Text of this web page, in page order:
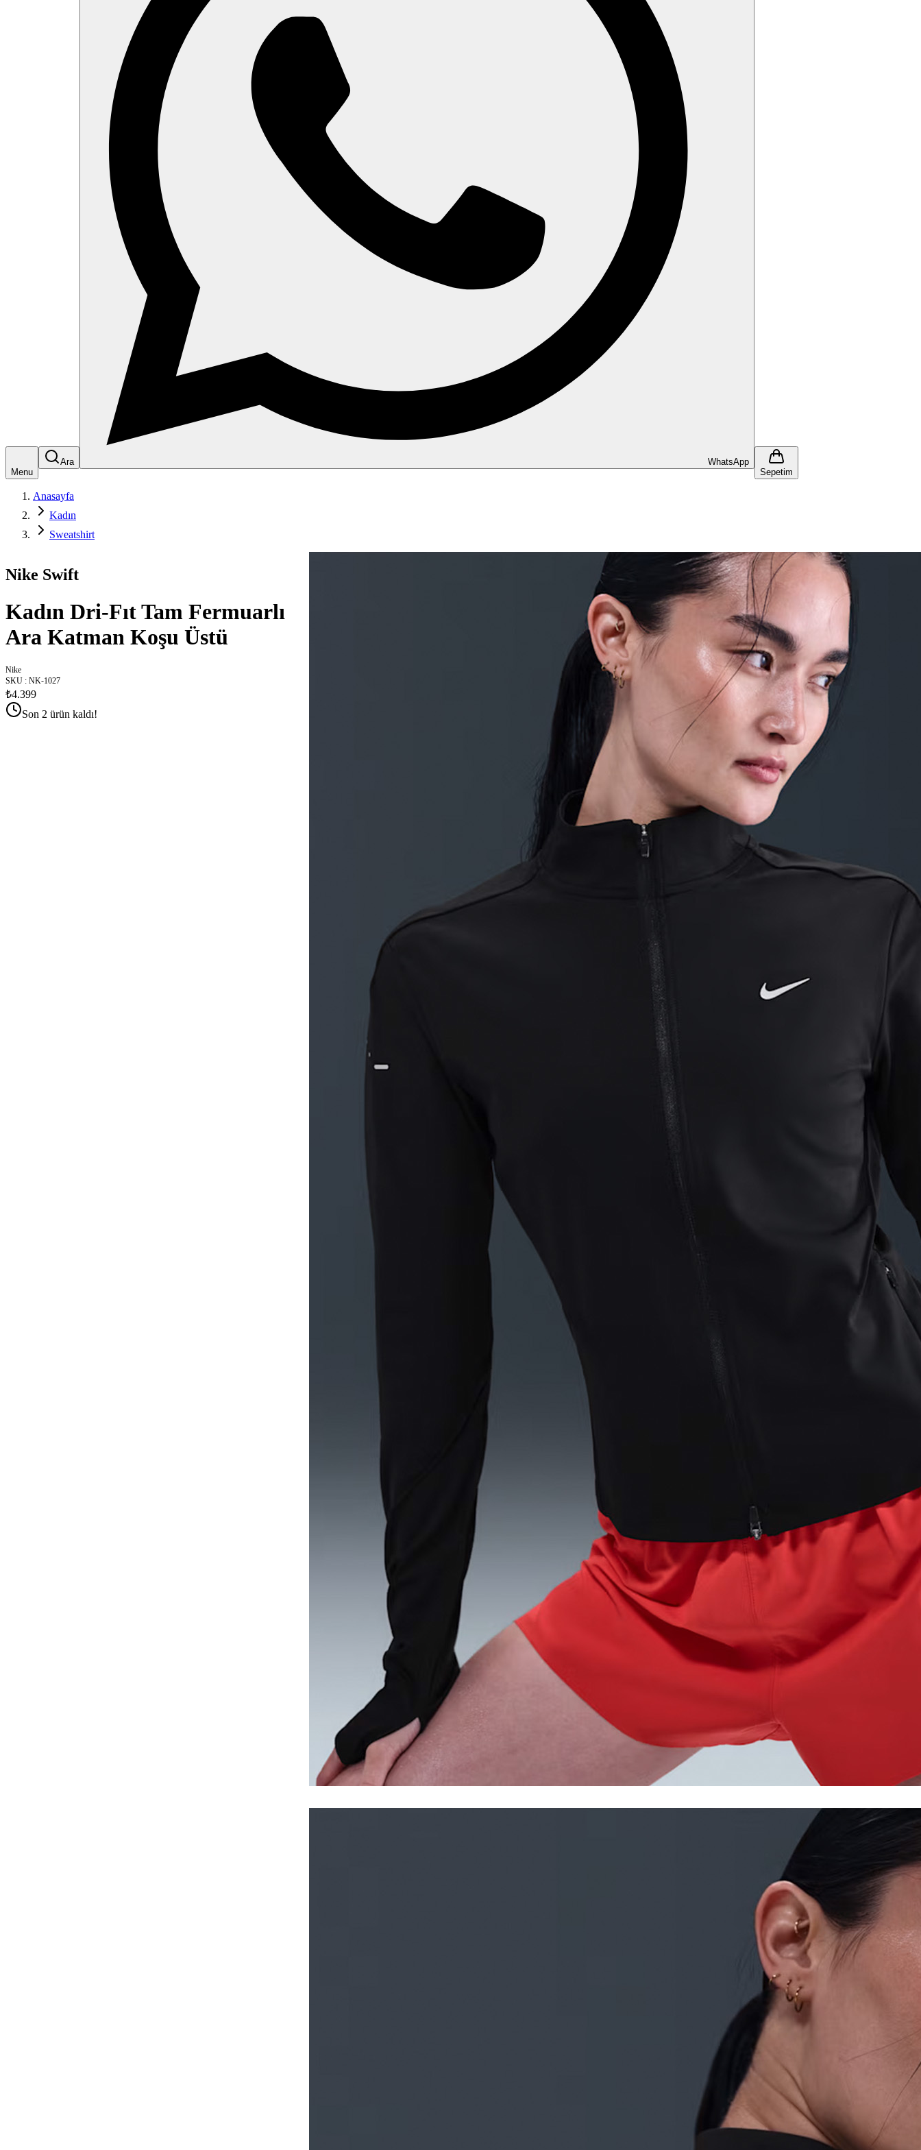
Menu
Ara
WhatsApp
Sepetim
Anasayfa
Kadın
Sweatshirt
Nike Swift
Kadın Dri-Fıt Tam Fermuarlı
Ara Katman Koşu Üstü
Nike
SKU : NK-1027
₺4.399
Son 2 ürün kaldı!